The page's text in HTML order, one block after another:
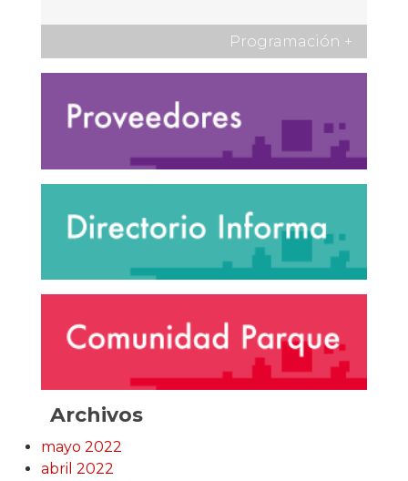
Programación +
Archivos
mayo 2022
abril 2022